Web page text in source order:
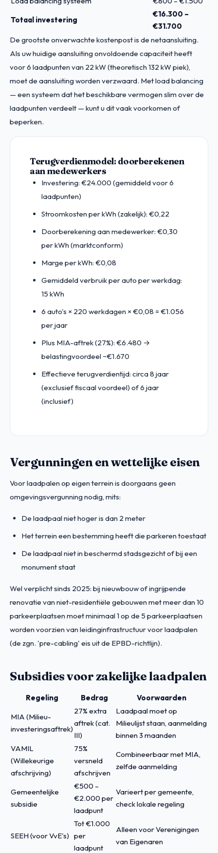
Totaal investering
€16.300 –
€31.700
De grootste onverwachte kostenpost is de netaansluiting.
Als uw huidige aansluiting onvoldoende capaciteit heeft
voor 6 laadpunten van 22 kW (theoretisch 132 kW piek),
moet de aansluiting worden verzwaard. Met load balancing
— een systeem dat het beschikbare vermogen slim over de
laadpunten verdeelt — kunt u dit vaak voorkomen of
beperken.
Terugverdienmodel: doorberekenen
aan medewerkers
Investering: €24.000 (gemiddeld voor 6
laadpunten)
Stroomkosten per kWh (zakelijk): €0,22
Doorberekening aan medewerker: €0,30
per kWh (marktconform)
Marge per kWh: €0,08
Gemiddeld verbruik per auto per werkdag:
15 kWh
6 auto's × 220 werkdagen × €0,08 = €1.056
per jaar
Plus MIA-aftrek (27%): €6.480 →
belastingvoordeel ~€1.670
Effectieve terugverdientijd: circa 8 jaar
(exclusief fiscaal voordeel) of 6 jaar
(inclusief)
Vergunningen en wettelijke eisen
Voor laadpalen op eigen terrein is doorgaans geen
omgevingsvergunning nodig, mits:
De laadpaal niet hoger is dan 2 meter
Het terrein een bestemming heeft die parkeren toestaat
De laadpaal niet in beschermd stadsgezicht of bij een
monument staat
Wel verplicht sinds 2025: bij nieuwbouw of ingrijpende
renovatie van niet-residentiële gebouwen met meer dan 10
parkeerplaatsen moet minimaal 1 op de 5 parkeerplaatsen
worden voorzien van leidinginfrastructuur voor laadpalen
(de zgn. 'pre-cabling' eis uit de EPBD-richtlijn).
Subsidies voor zakelijke laadpalen
Regeling Bedrag Voorwaarden
MIA (Milieu-
investeringsaftrek)
27% extra
aftrek (cat.
III)
Laadpaal moet op
Milieulijst staan, aanmelding
binnen 3 maanden
VAMIL
(Willekeurige
afschrijving)
75%
versneld
afschrijven
Combineerbaar met MIA,
zelfde aanmelding
Gemeentelijke
subsidie
€500 –
€2.000 per
laadpunt
Varieert per gemeente,
check lokale regeling
SEEH (voor VvE's)
Tot €1.000
per
laadpunt
Alleen voor Verenigingen
van Eigenaren